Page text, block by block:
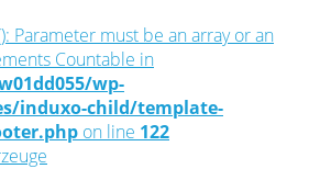
Parameter must be an array or an
Countable in
wp-
induxo-child/template-
on line 122